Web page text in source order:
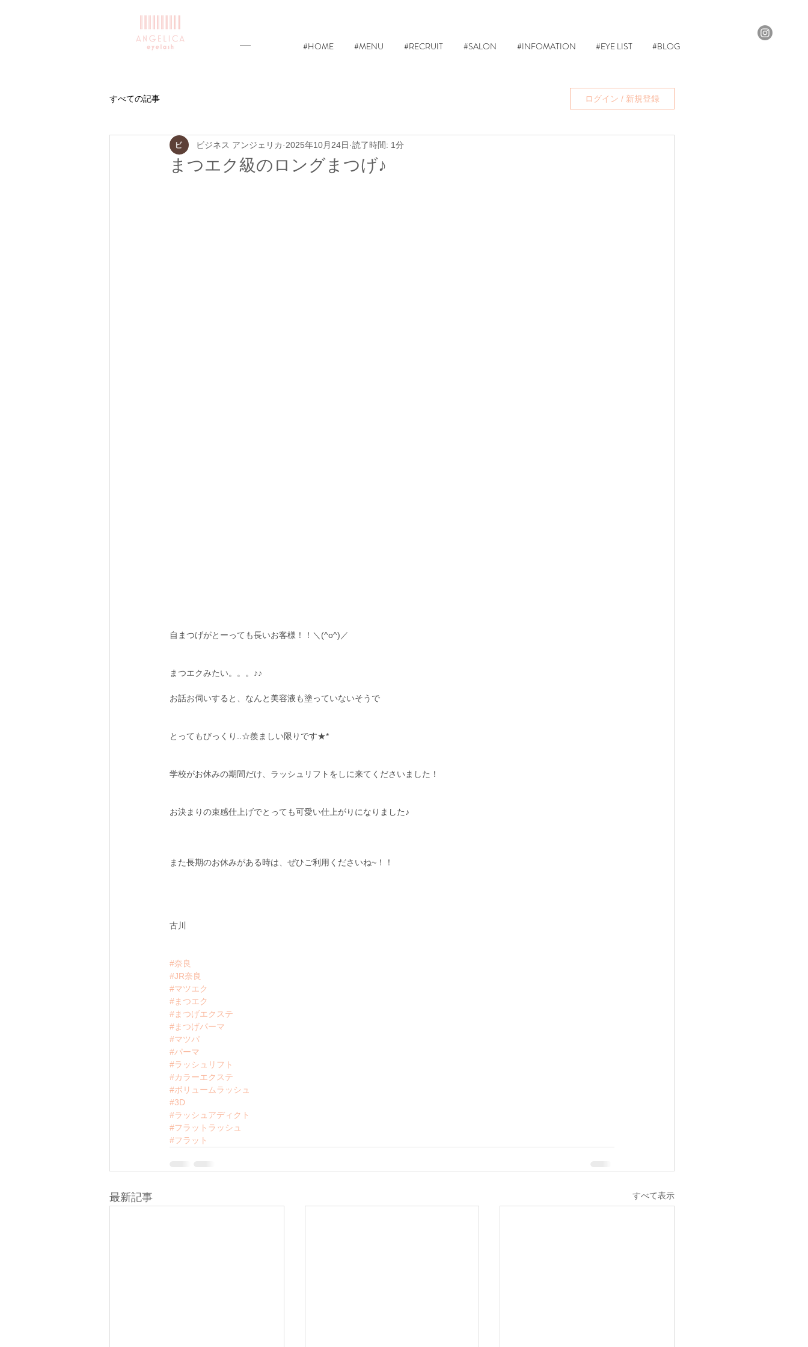
#HOME #MENU #RECRUIT #SALON #INFOMATION #EYE LIST #BLOG
すべての記事 ログイン / 新規登録
まつエク級のロングまつげ♪
ビジネス アンジェリカ 2025年10月24日 読了時間: 1分
自まつげがとーっても長いお客様！！＼(^o^)／
まつエクみたい。。。♪♪
お話お伺いすると、なんと美容液も塗っていないそうで
とってもびっくり..☆羨ましい限りです★*
学校がお休みの期間だけ、ラッシュリフトをしに来てくださいました！
お決まりの束感仕上げでとっても可愛い仕上がりになりました♪
また長期のお休みがある時は、ぜひご利用くださいね~！！
古川
#奈良
#JR奈良
#マツエク
#まつエク
#まつげエクステ
#まつげパーマ
#マツパ
#パーマ
#ラッシュリフト
#カラーエクステ
#ボリュームラッシュ
#3D
#ラッシュアディクト
#フラットラッシュ
#フラット
最新記事 すべて表示